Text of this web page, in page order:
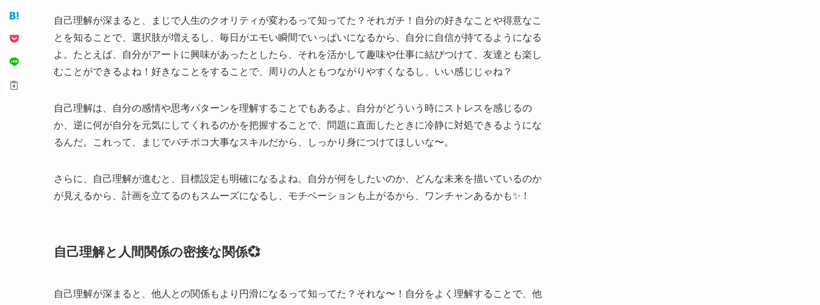
自己理解が深まると、まじで人生のクオリティが変わるって知ってた？それガチ！自分の好きなことや得意なこ
とを知ることで、選択肢が増えるし、毎日がエモい瞬間でいっぱいになるから、自分に自信が持てるようになる
よ。たとえば、自分がアートに興味があったとしたら、それを活かして趣味や仕事に結びつけて、友達とも楽し
むことができるよね！好きなことをすることで、周りの人ともつながりやすくなるし、いい感じじゃね？
自己理解は、自分の感情や思考パターンを理解することでもあるよ。自分がどういう時にストレスを感じるの
か、逆に何が自分を元気にしてくれるのかを把握することで、問題に直面したときに冷静に対処できるようにな
るんだ。これって、まじでバチボコ大事なスキルだから、しっかり身につけてほしいな〜。
さらに、自己理解が進むと、目標設定も明確になるよね。自分が何をしたいのか、どんな未来を描いているのか
が見えるから、計画を立てるのもスムーズになるし、モチベーションも上がるから、ワンチャンあるかも✨！
自己理解と人間関係の密接な関係💞
自己理解が深まると、他人との関係もより円滑になるって知ってた？それな〜！自分をよく理解することで、他